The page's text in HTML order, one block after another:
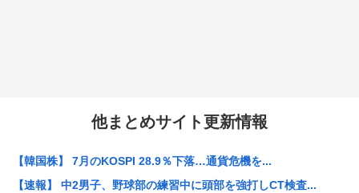
他まとめサイト更新情報
【韓国株】 7月のKOSPI 28.9％下落…通貨危機を...
【速報】 中2男子、野球部の練習中に頭部を強打しCT検査...